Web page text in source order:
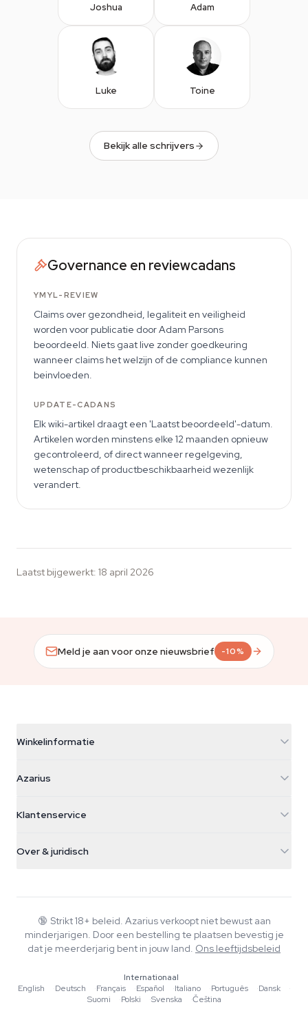
Joshua Adam
Luke Toine
Bekijk alle schrijvers
Governance en reviewcadans
YMYL-REVIEW
Claims over gezondheid, legaliteit en veiligheid
worden voor publicatie door Adam Parsons
beoordeeld. Niets gaat live zonder goedkeuring
wanneer claims het welzijn of de compliance kunnen
beinvloeden.
UPDATE-CADANS
Elk wiki-artikel draagt een 'Laatst beoordeeld'-datum.
Artikelen worden minstens elke 12 maanden opnieuw
gecontroleerd, of direct wanneer regelgeving,
wetenschap of productbeschikbaarheid wezenlijk
verandert.
Laatst bijgewerkt: 18 april 2026
Meld je aan voor onze nieuwsbrief -10%
Winkelinformatie
Galvaniweg 11
Nederland
+31(0)204897914
Azarius
Smokeshop
Klantenservice
Retourbeleid
Veelgestelde vragen
Privacybeleid
Over & juridisch
Wiki
Muziek
Redactionele normen
Tools & Calculators
🔞 Strikt 18+ beleid. Azarius verkoopt niet bewust aan
minderjarigen. Door een bestelling te plaatsen bevestig je
dat je meerderjarig bent in jouw land. Ons leeftijdsbeleid
Internationaal
English
·Deutsch ·Français ·Español ·Italiano ·Português ·Dansk
·
Suomi
·Polski ·Svenska ·Čeština